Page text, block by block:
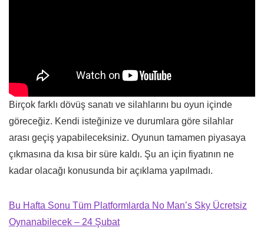
Birçok farklı dövüş sanatı ve silahlarını bu oyun içinde
göreceğiz. Kendi isteğinize ve durumlara göre silahlar
arası geçiş yapabileceksiniz. Oyunun tamamen piyasaya
çıkmasına da kısa bir süre kaldı. Şu an için fiyatının ne
kadar olacağı konusunda bir açıklama yapılmadı.
Bu Hafta Sonu Tüm Platformlarda No Man’s Sky Ücretsiz
Oynanabilecek – 24 Şubat